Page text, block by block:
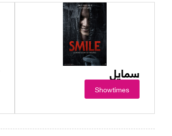
سمايل
Showtimes